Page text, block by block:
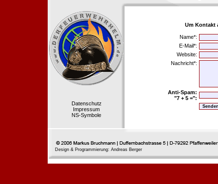
Datenschutz
Impressum
NS-Symbole
Um Kontakt
Name*:
E-Mail*:
Website:
Nachricht*:
Anti-Spam:
"7 + 5 =":
Design & Programmierung: Andreas Berger